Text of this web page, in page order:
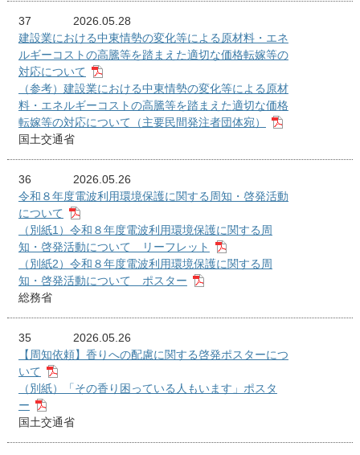
37
2026.05.28
建設業における中東情勢の変化等による原材料・エネ
ルギーコストの高騰等を踏まえた適切な価格転嫁等の
対応について
（参考）建設業における中東情勢の変化等による原材
料・エネルギーコストの高騰等を踏まえた適切な価格
転嫁等の対応について（主要民間発注者団体宛）
国土交通省
36
2026.05.26
令和８年度電波利用環境保護に関する周知・啓発活動
について
（別紙1）令和８年度電波利用環境保護に関する周
知・啓発活動について リーフレット
（別紙2）令和８年度電波利用環境保護に関する周
知・啓発活動について ポスター
総務省
35
2026.05.26
【周知依頼】香りへの配慮に関する啓発ポスターにつ
いて
（別紙）「その香り困っている人もいます」ポスタ
ー
国土交通省